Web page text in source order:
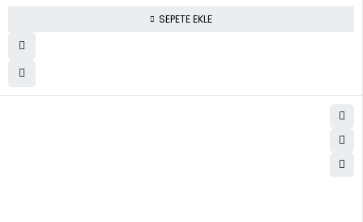
SEPETE EKLE